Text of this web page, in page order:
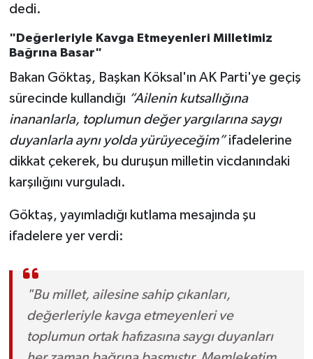
dedi.
"Değerleriyle Kavga Etmeyenleri Milletimiz
Bağrına Basar"
Bakan Göktaş, Başkan Köksal'ın AK Parti'ye geçiş
sürecinde kullandığı “Ailenin kutsallığına
inananlarla, toplumun değer yargılarına saygı
duyanlarla aynı yolda yürüyeceğim”ifadelerine
dikkat çekerek, bu duruşun milletin vicdanındaki
karşılığını vurguladı.
Göktaş, yayımladığı kutlama mesajında şu
ifadelere yer verdi:
"Bu millet, ailesine sahip çıkanları,
değerleriyle kavga etmeyenleri ve
toplumun ortak hafızasına saygı duyanları